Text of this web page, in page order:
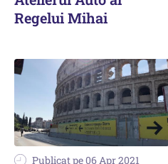
Regelui Mihai
Publicat pe 06 Apr 2021